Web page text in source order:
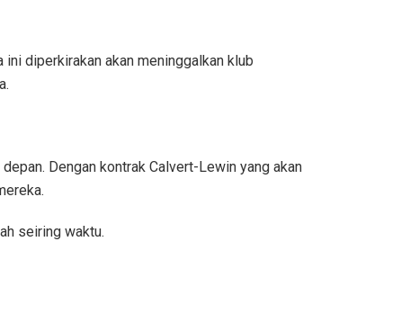
diperkirakan akan meninggalkan klub
Dengan kontrak Calvert-Lewin yang akan
seiring waktu.